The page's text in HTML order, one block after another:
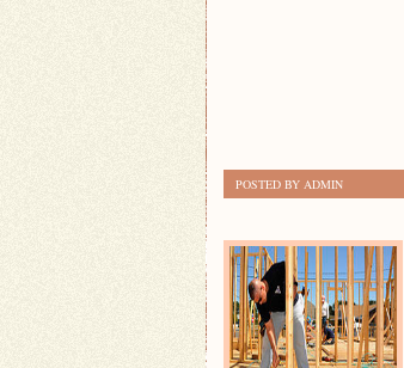
POSTED BY ADMIN